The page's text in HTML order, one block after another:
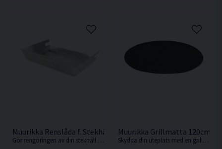
Muurikka Renslåda f. Stekhäll 100/120cm
Gör rengöringen av din stekhäll både enkel och effektiv. Renslådan hängs smidigt på kanten så att du lätt kan skrapa ner matrester och fett.
Muurikka Grillmatta 120cm
Skydda din uteplats med en grillmatta som effektivt står emot både värme och spill.